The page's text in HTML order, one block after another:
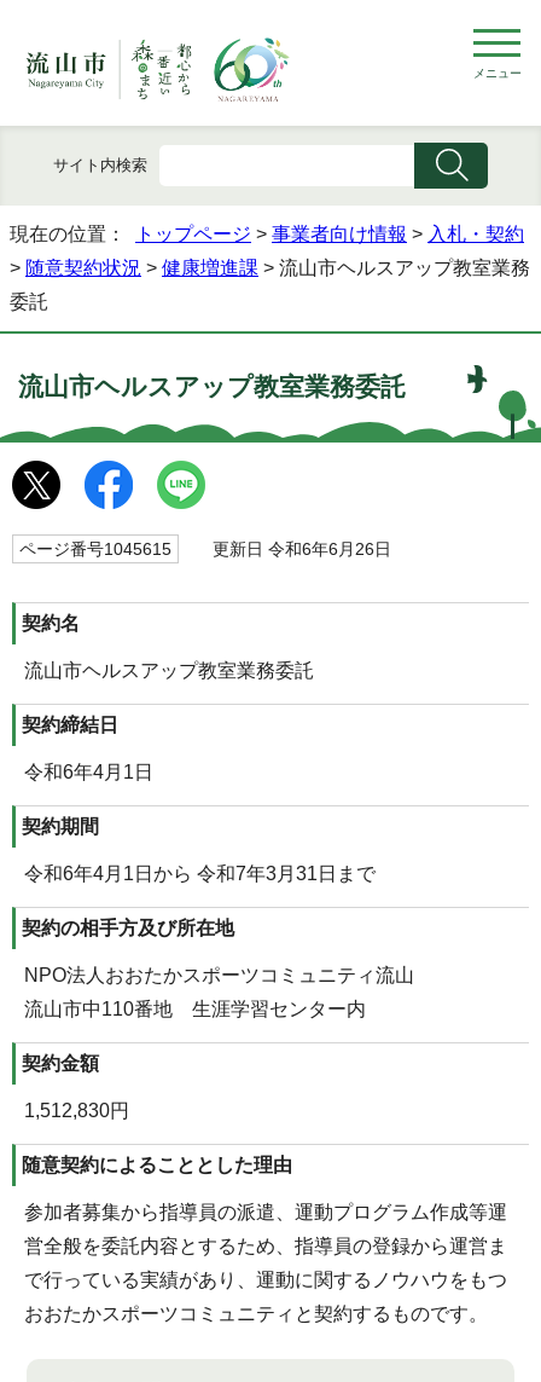
メニュー
サイト内検索
現在の位置： トップページ > 事業者向け情報 > 入札・契約
> 随意契約状況 > 健康増進課 > 流山市ヘルスアップ教室業務
委託
流山市ヘルスアップ教室業務委託
ページ番号1045615 更新日 令和6年6月26日
契約名
流山市ヘルスアップ教室業務委託
契約締結日
令和6年4月1日
契約期間
令和6年4月1日から 令和7年3月31日まで
契約の相手方及び所在地
NPO法人おおたかスポーツコミュニティ流山
流山市中110番地 生涯学習センター内
契約金額
1,512,830円
随意契約によることとした理由
参加者募集から指導員の派遣、運動プログラム作成等運
営全般を委託内容とするため、指導員の登録から運営ま
で行っている実績があり、運動に関するノウハウをもつ
おおたかスポーツコミュニティと契約するものです。